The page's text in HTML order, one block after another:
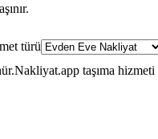
türü
Nakliyat.app taşıma